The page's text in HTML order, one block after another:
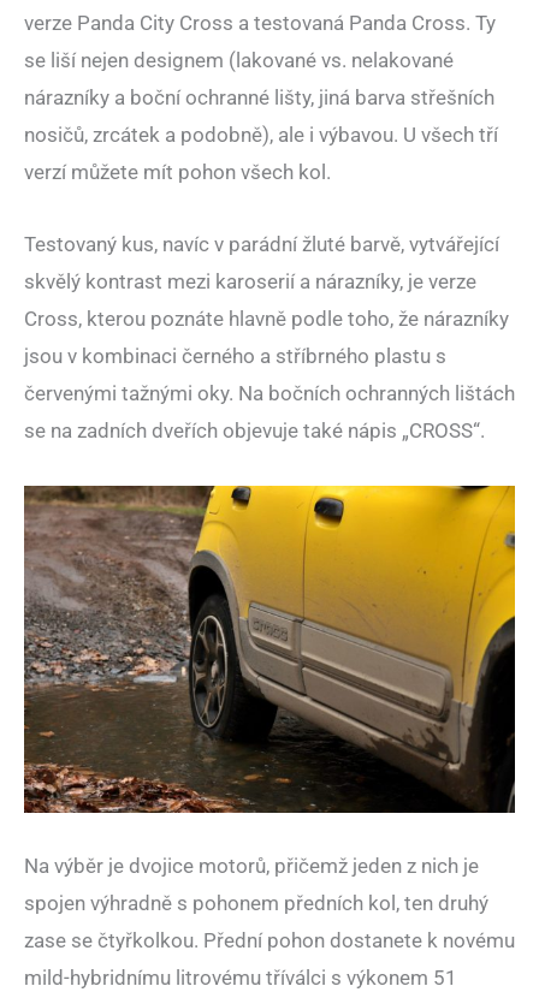
verze Panda City Cross a testovaná Panda Cross. Ty
se liší nejen designem (lakované vs. nelakované
nárazníky a boční ochranné lišty, jiná barva střešních
nosičů, zrcátek a podobně), ale i výbavou. U všech tří
verzí můžete mít pohon všech kol.
Testovaný kus, navíc v parádní žluté barvě, vytvářející
skvělý kontrast mezi karoserií a nárazníky, je verze
Cross, kterou poznáte hlavně podle toho, že nárazníky
jsou v kombinaci černého a stříbrného plastu s
červenými tažnými oky. Na bočních ochranných lištách
se na zadních dveřích objevuje také nápis „CROSS“.
Na výběr je dvojice motorů, přičemž jeden z nich je
spojen výhradně s pohonem předních kol, ten druhý
zase se čtyřkolkou. Přední pohon dostanete k novému
mild-hybridnímu litrovému tříválci s výkonem 51